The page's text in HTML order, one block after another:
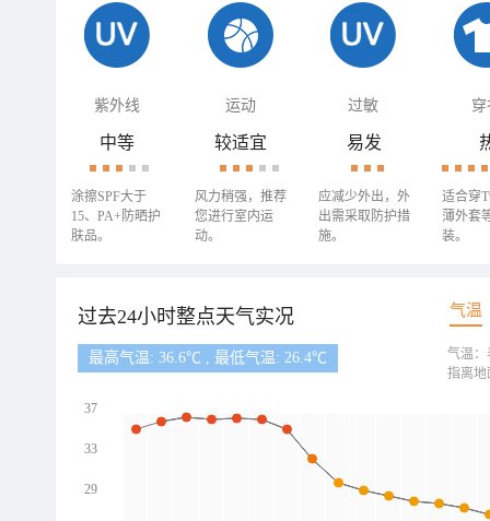
紫外线 运动 过敏 穿
中等
涂擦SPF大于
15、PA+防晒护
肤品。
较适宜
风力稍强，推荐
您进行室内运
动。
易发
应减少外出，外
出需采取防护措
施。
适合穿
薄外套
装。
过去24小时整点天气实况 气温
最高气温: 36.6℃ , 最低气温: 26.4℃
37
33
29
气温：
指离地